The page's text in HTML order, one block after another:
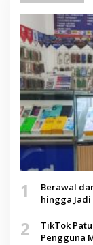
1
Berawal
hingga
2
TikTok
Pengguna